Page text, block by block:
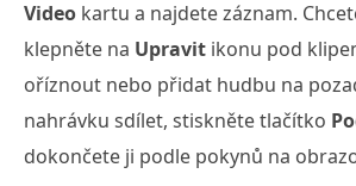
Video kartu a najdete záznam.
klepněte na Upravit ikonu pod
oříznout nebo přidat hudbu na
nahrávku sdílet, stiskněte tlačítko
dokončete ji podle pokynů na